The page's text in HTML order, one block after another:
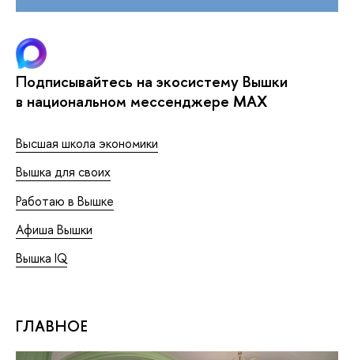
Подписывайтесь на экосистему Вышки
в национальном мессенджере MAX
Высшая школа экономики
Вышка для своих
Работаю в Вышке
Афиша Вышки
Вышка IQ
ГЛАВНОЕ